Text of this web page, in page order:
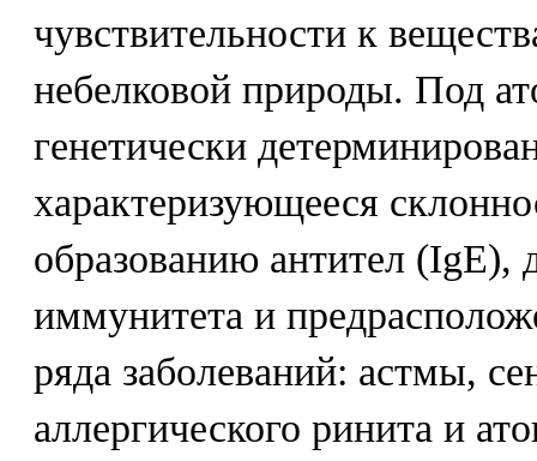
чувствительности к
небелковой природы. Под
генетически
характеризующееся
образованию антител (IgE),
иммунитета и
ряда заболеваний: астмы,
аллергического ринита и